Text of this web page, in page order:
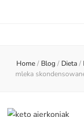
Home / Blog / Dieta /
mleka